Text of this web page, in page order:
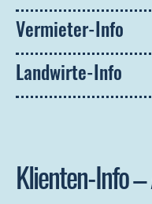
Vermieter-Info
Landwirte-Info
Klienten-Info